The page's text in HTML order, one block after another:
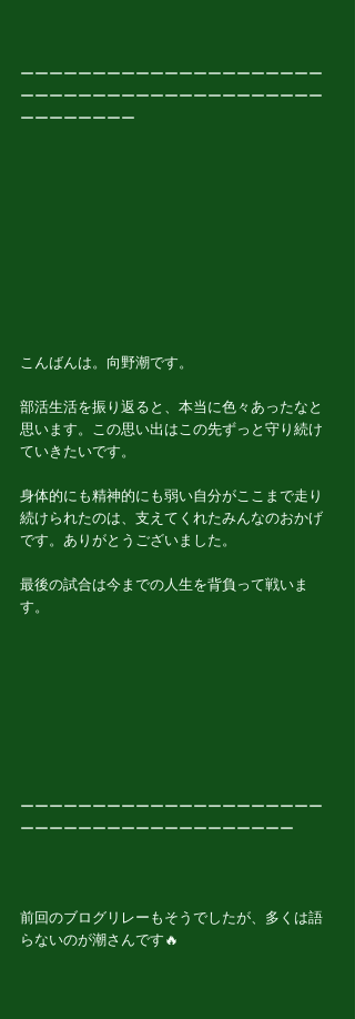
ーーーーーーーーーーーーーーーーーーーーー
ーーーーーーーーーーーーーーーーーーーーー
ーーーーーーーー
こんばんは。向野潮です。
部活生活を振り返ると、本当に色々あったなと
思います。この思い出はこの先ずっと守り続け
ていきたいです。
身体的にも精神的にも弱い自分がここまで走り
続けられたのは、支えてくれたみんなのおかげ
です。ありがとうございました。
最後の試合は今までの人生を背負って戦いま
す。
ーーーーーーーーーーーーーーーーーーーーー
ーーーーーーーーーーーーーーーーーーー
前回のブログリレーもそうでしたが、多くは語
らないのが潮さんです🔥